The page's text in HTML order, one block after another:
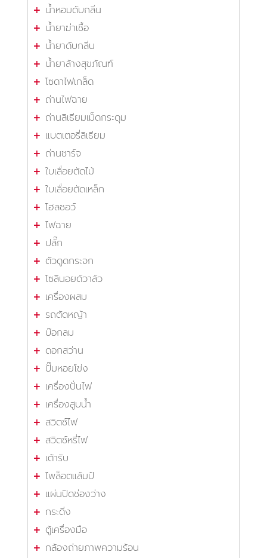
น้ำหอมดับกลิ่น
น้ำยาฆ่าเชื้อ
น้ำยาดับกลิ่น
น้ำยาล้างสุขภัณฑ์
โซดาไฟเกล็ด
ถ่านไฟฉาย
ถ่านลิเธียมเม็ดกระดุม
แบตเตอรี่ลิเธียม
ถ่านชาร์จ
ใบเลื่อยตัดไม้
ใบเลื่อยตัดเหล็ก
โฮลซอว์
ไฟฉาย
ปลั๊ก
ตัวดูดกระจก
โซลินอยด์วาล์ว
เครื่องผสม
รถตัดหญ้า
บ๊อกลม
ดอกสว่าน
ปั๊มหอยโข่ง
เครื่องปั่นไฟ
เครื่องสูบน้ำ
สวิตซ์ไฟ
สวิตซ์หรี่ไฟ
เต้ารับ
ไพล็อตแล้มป์
แผ่นปิดช่องว่าง
กระดิ่ง
ตู้เครื่องมือ
กล้องถ่ายภาพความร้อน